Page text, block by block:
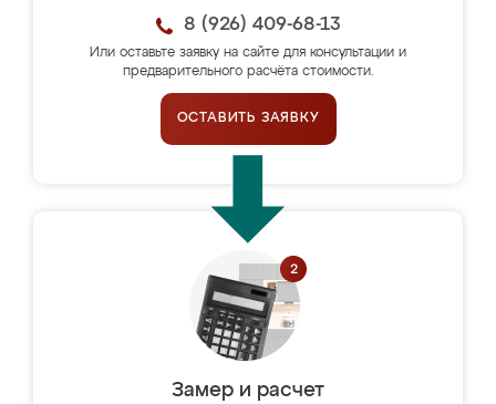
8 (926) 409-68-13
Или оставьте заявку на сайте для консультации и
предварительного расчёта стоимости.
ОСТАВИТЬ ЗАЯВКУ
Замер и расчет